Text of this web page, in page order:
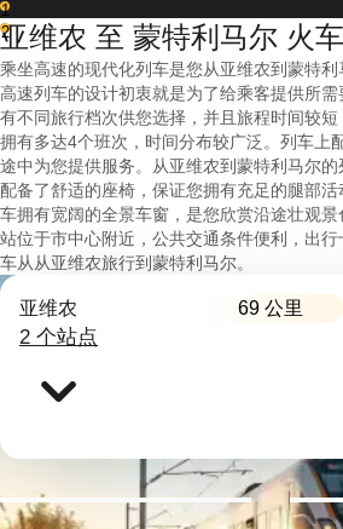
1
2
亚维农 至 蒙特利马尔 火
乘坐高速的现代化列车是您从亚维农到蒙特
高速列车的设计初衷就是为了给乘客提供所
有不同旅行档次供您选择，并且旅程时间较
拥有多达4个班次，时间分布较广泛。列车上
途中为您提供服务。从亚维农到蒙特利马尔的
配备了舒适的座椅，保证您拥有充足的腿部
车拥有宽阔的全景车窗，是您欣赏沿途壮观
站位于市中心附近，公共交通条件便利，出
车从从亚维农旅行到蒙特利马尔。
亚维农 69 公里
2 个站点